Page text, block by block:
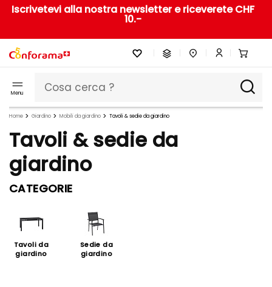
Iscrivetevi alla nostra newsletter e riceverete CHF
10.-
Menu
Home Giardino Mobili da giardino Tavoli & sedie da giardino
Tavoli & sedie da
giardino
CATEGORIE
Tavoli da
giardino
Sedie da
giardino